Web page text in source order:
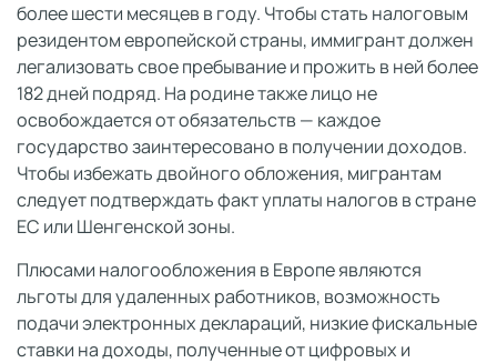
более шести месяцев в году. Чтобы стать налоговым
резидентом европейской страны, иммигрант должен
легализовать свое пребывание и прожить в ней более
182 дней подряд. На родине также лицо не
освобождается от обязательств — каждое
государство заинтересовано в получении доходов.
Чтобы избежать двойного обложения, мигрантам
следует подтверждать факт уплаты налогов в стране
ЕС или Шенгенской зоны.
Плюсами налогообложения в Европе являются
льготы для удаленных работников, возможность
подачи электронных деклараций, низкие фискальные
ставки на доходы, полученные от цифровых и